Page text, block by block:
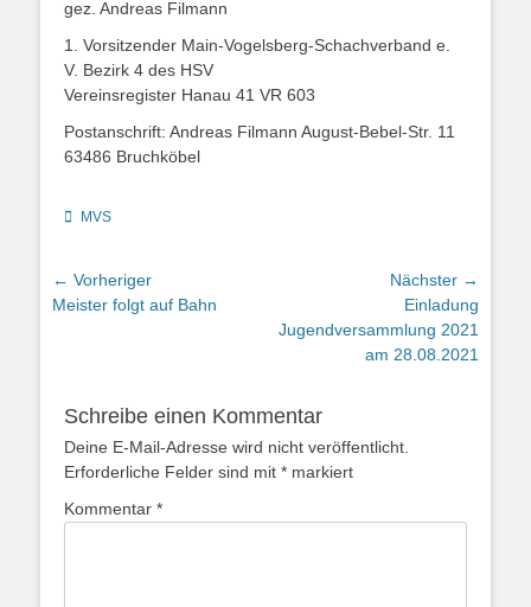
gez. Andreas Filmann
1. Vorsitzender Main-Vogelsberg-Schachverband e.
V. Bezirk 4 des HSV
Vereinsregister Hanau 41 VR 603
Postanschrift: Andreas Filmann August-Bebel-Str. 11
63486 Bruchköbel
Kategorien
MVS
Beitragsnavigation
← Vorheriger
Vorheriger
Meister folgt auf Bahn
Nächster →
Beitrag:
Einladung
Jugendversammlung 2021
am 28.08.2021
Schreibe einen Kommentar
Deine E-Mail-Adresse wird nicht veröffentlicht.
Erforderliche Felder sind mit * markiert
Kommentar *